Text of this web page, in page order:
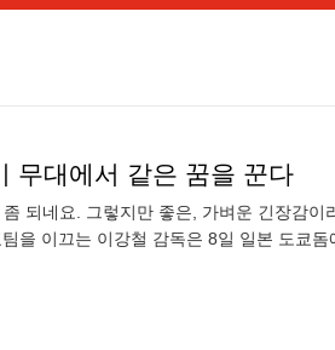
무대에서 같은 꿈을 꾼다
되네요. 그렇지만 좋은, 가벼운 긴장감
을 이끄는 이강철 감독은 8일 일본 도쿄돔